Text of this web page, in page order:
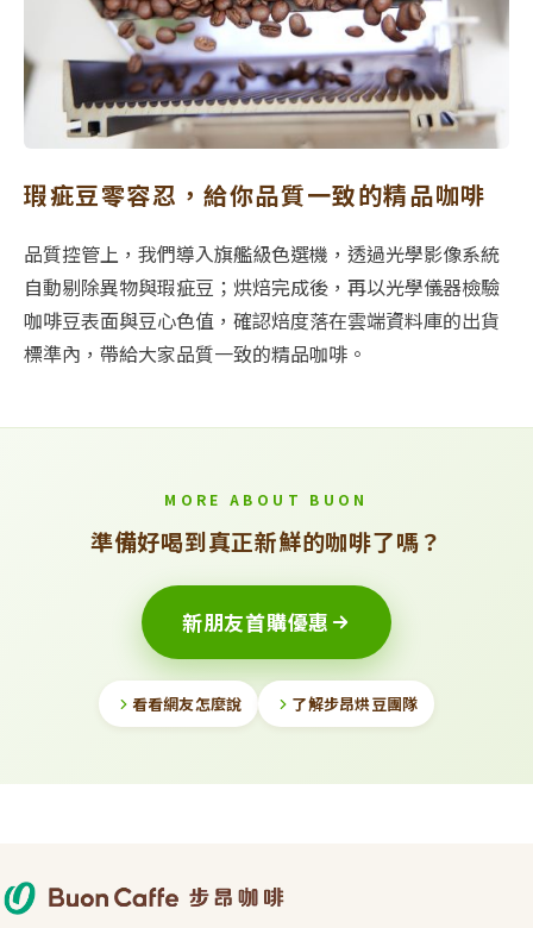
瑕疵豆零容忍，給你品質一致的精品咖啡
品質控管上，我們導入旗艦級色選機，透過光學影像系統
自動剔除異物與瑕疵豆；烘焙完成後，再以光學儀器檢驗
咖啡豆表面與豆心色值，確認焙度落在雲端資料庫的出貨
標準內，帶給大家品質一致的精品咖啡。
MORE ABOUT BUON
準備好喝到真正新鮮的咖啡了嗎？
新朋友首購優惠
看看網友怎麼說 了解步昂烘豆團隊